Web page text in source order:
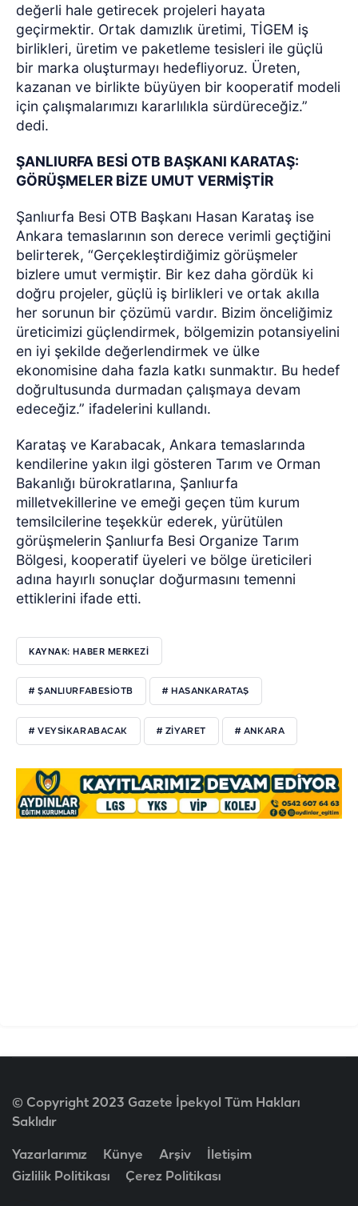
değerli hale getirecek projeleri hayata
geçirmektir. Ortak damızlık üretimi, TİGEM iş
birlikleri, üretim ve paketleme tesisleri ile güçlü
bir marka oluşturmayı hedefliyoruz. Üreten,
kazanan ve birlikte büyüyen bir kooperatif modeli
için çalışmalarımızı kararlılıkla sürdüreceğiz.”
dedi.
ŞANLIURFA BESİ OTB BAŞKANI KARATAŞ:
GÖRÜŞMELER BİZE UMUT VERMİŞTİR
Şanlıurfa Besi OTB Başkanı Hasan Karataş ise
Ankara temaslarının son derece verimli geçtiğini
belirterek, “Gerçekleştirdiğimiz görüşmeler
bizlere umut vermiştir. Bir kez daha gördük ki
doğru projeler, güçlü iş birlikleri ve ortak akılla
her sorunun bir çözümü vardır. Bizim önceliğimiz
üreticimizi güçlendirmek, bölgemizin potansiyelini
en iyi şekilde değerlendirmek ve ülke
ekonomisine daha fazla katkı sunmaktır. Bu hedef
doğrultusunda durmadan çalışmaya devam
edeceğiz.” ifadelerini kullandı.
Karataş ve Karabacak, Ankara temaslarında
kendilerine yakın ilgi gösteren Tarım ve Orman
Bakanlığı bürokratlarına, Şanlıurfa
milletvekillerine ve emeği geçen tüm kurum
temsilcilerine teşekkür ederek, yürütülen
görüşmelerin Şanlıurfa Besi Organize Tarım
Bölgesi, kooperatif üyeleri ve bölge üreticileri
adına hayırlı sonuçlar doğurmasını temenni
ettiklerini ifade etti.
KAYNAK: HABER MERKEZI
# ŞANLIURFABESİOTB # HASANKARATAŞ
# VEYSİKARABACAK # ZİYARET # ANKARA
© Copyright 2023 Gazete İpekyol Tüm Hakları
Saklıdır
Yazarlarımız Künye Arşiv
İletişim
Gizlilik Politikası
Çerez Politikası